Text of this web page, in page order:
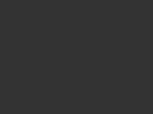
Brush